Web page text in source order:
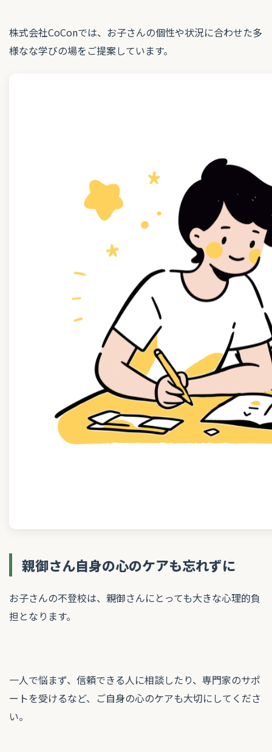
株式会社CoConでは、お子さんの個性や状況に合わせた多
様なな学びの場をご提案しています。
親御さん自身の心のケアも忘れずに
お子さんの不登校は、親御さんにとっても大きな心理的負
担となります。
一人で悩まず、信頼できる人に相談したり、専門家のサポ
ートを受けるなど、ご自身の心のケアも大切にしてくださ
い。